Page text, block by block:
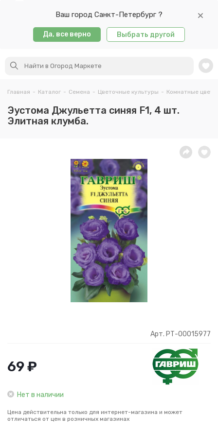
Ваш город Санкт-Петербург ?
Да, все верно Выбрать другой
Главная - Каталог - Семена - Цветочные культуры - Комнатные цветы
Эустома Джульетта синяя F1, 4 шт.
Элитная клумба.
Арт. РТ-00015977
69 ₽
Нет в наличии
Цена действительна только для интернет-магазина и может
отличаться от цен в розничных магазинах